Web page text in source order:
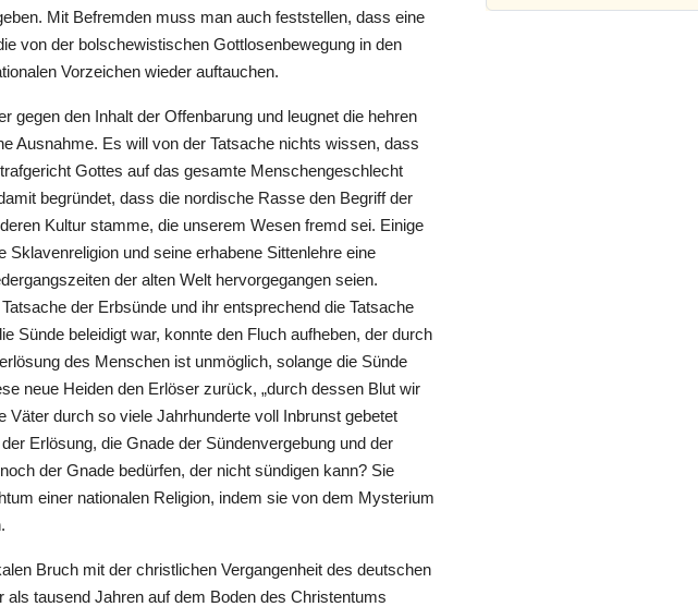
Mit Befremden muss man auch feststellen, dass eine
von der bolschewistischen Gottlosenbewegung in den
Vorzeichen wieder auftauchen.
gegen den Inhalt der Offenbarung und leugnet die hehren
Ausnahme. Es will von der Tatsache nichts wissen, dass
Gottes auf das gesamte Menschengeschlecht
begründet, dass die nordische Rasse den Begriff der
Kultur stamme, die unserem Wesen fremd sei. Einige
und seine erhabene Sittenlehre eine
der alten Welt hervorgegangen seien.
der Erbsünde und ihr entsprechend die Tatsache
Sünde beleidigt war, konnte den Fluch aufheben, der durch
des Menschen ist unmöglich, solange die Sünde
neue Heiden den Erlöser zurück, „durch dessen Blut wir
Väter durch so viele Jahrhunderte voll Inbrunst gebetet
Erlösung, die Gnade der Sündenvergebung und der
der Gnade bedürfen, der nicht sündigen kann? Sie
einer nationalen Religion, indem sie von dem Mysterium
Bruch mit der christlichen Vergangenheit des deutschen
tausend Jahren auf dem Boden des Christentums